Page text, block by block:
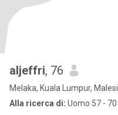
aljeffri, 76
Melaka, Kuala Lumpur,
Alla ricerca di: Uomo 57 - 70